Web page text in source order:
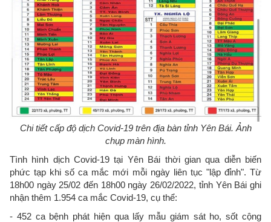
Chi tiết cấp độ dịch Covid-19 trên địa bàn tỉnh Yên Bái. Ảnh
chụp màn hình.
Tình hình dịch Covid-19 tại Yên Bái thời gian qua diễn biến
phức tạp khi số ca mắc mới mỗi ngày liên tục "lập đỉnh". Từ
18h00 ngày 25/02 đến 18h00 ngày 26/02/2022, tỉnh Yên Bái ghi
nhận thêm 1.954 ca mắc Covid-19, cụ thể:
- 452 ca bệnh phát hiện qua lấy mẫu giám sát ho, sốt cộng